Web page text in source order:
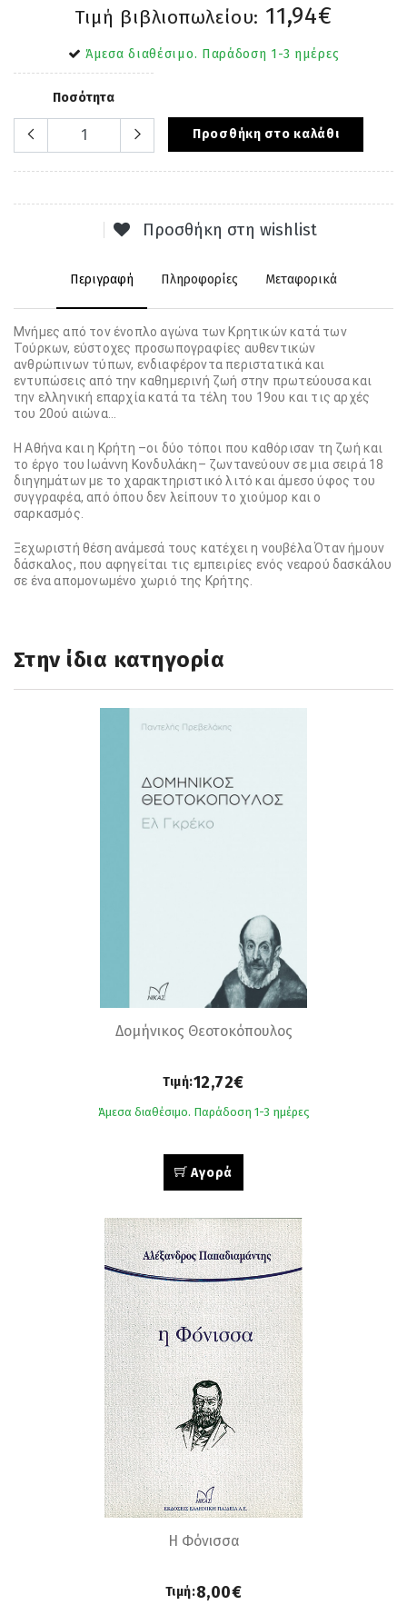
Τιμή βιβλιοπωλείου: 11,94€
Άμεσα διαθέσιμο. Παράδοση 1-3 ημέρες
Ποσότητα
Προσθήκη στο καλάθι
Προσθήκη στη wishlist
Περιγραφή Πληροφορίες Μεταφορικά
Μνήμες από τον ένοπλο αγώνα των Κρητικών κατά των
Τούρκων, εύστοχες προσωπογραφίες αυθεντικών
ανθρώπινων τύπων, ενδιαφέροντα περιστατικά και
εντυπώσεις από την καθημερινή ζωή στην πρωτεύουσα και
την ελληνική επαρχία κατά τα τέλη του 19ου και τις αρχές
του 20ού αιώνα…
Η Αθήνα και η Κρήτη –οι δύο τόποι που καθόρισαν τη ζωή και
το έργο του Ιωάννη Κονδυλάκη– ζωντανεύουν σε μια σειρά 18
διηγημάτων με το χαρακτηριστικό λιτό και άμεσο ύφος του
συγγραφέα, από όπου δεν λείπουν το χιούμορ και ο
σαρκασμός.
Ξεχωριστή θέση ανάμεσά τους κατέχει η νουβέλα Όταν ήμουν
δάσκαλος, που αφηγείται τις εμπειρίες ενός νεαρού δασκάλου
σε ένα απομονωμένο χωριό της Κρήτης.
Στην ίδια κατηγορία
Δομήνικος Θεοτοκόπουλος
Τιμή:12,72€
Άμεσα διαθέσιμο. Παράδοση 1-3 ημέρες
Αγορά
Η Φόνισσα
Τιμή:8,00€